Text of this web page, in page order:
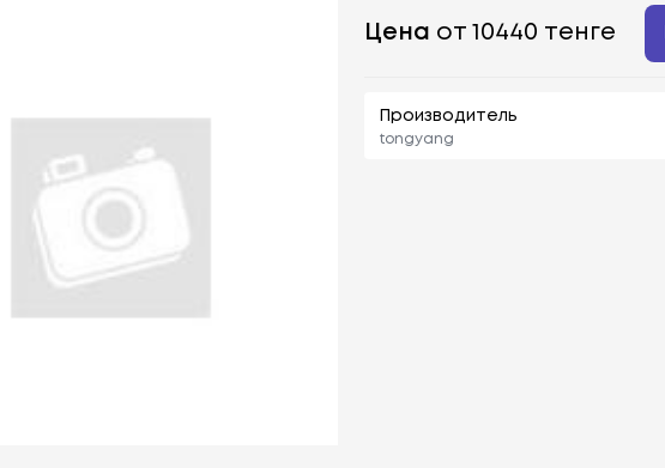
Цена от 10440 тенге
Производитель
tongyang